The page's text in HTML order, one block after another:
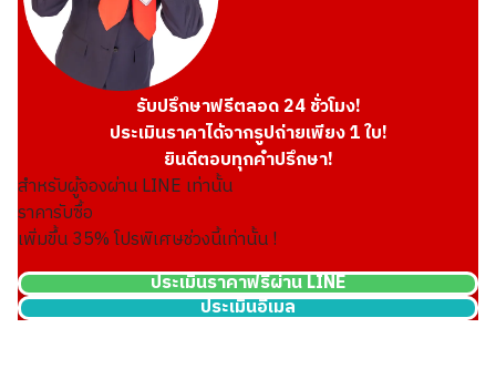
รับปรึกษาฟรีตลอด 24 ชั่วโมง!
ประเมินราคาได้จากรูปถ่ายเพียง 1 ใบ!
ยินดีตอบทุกคำปรึกษา!
สำหรับผู้จองผ่าน LINE เท่านั้น
ราคารับซื้อ
เพิ่มขึ้น35% โปรพิเศษช่วงนี้เท่านั้น !
ประเมินราคาฟรีผ่าน LINE
ประเมินอีเมล